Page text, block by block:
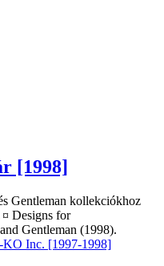
[1998]
Gentleman kollekciókhoz
Designs for
Gentleman (1998).